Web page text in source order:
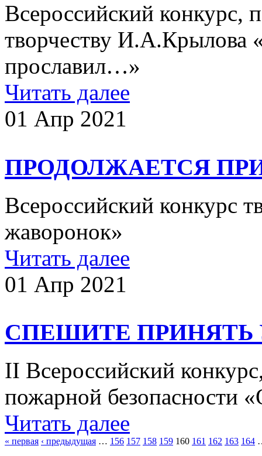
Всероссийский конкурс,
творчеству И.А.Крылова
прославил…»
Читать далее
01 Апр 2021
ПРОДОЛЖАЕТСЯ
Всероссийский конкурс
жаворонок»
Читать далее
01 Апр 2021
СПЕШИТЕ ПРИНЯТЬ
II Всероссийский
пожарной безопасности
Читать далее
« первая ‹ предыдущая … 156 157 158 159 160 161 162 163 164